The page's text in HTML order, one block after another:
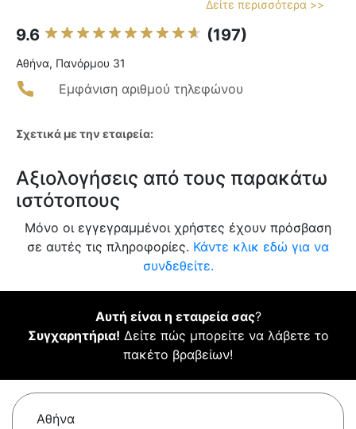
Δείτε περισσότερα >>
9.6 (197)
Αθήνα, Πανόρμου 31
Εμφάνιση αριθμού τηλεφώνου
Σχετικά με την εταιρεία:
Αξιολογήσεις από τους παρακάτω
ιστότοπους
Μόνο οι εγγεγραμμένοι χρήστες έχουν πρόσβαση
σε αυτές τις πληροφορίες. Κάντε κλικ εδώ για να
συνδεθείτε.
Αυτή είναι η εταιρεία σας?
Συγχαρητήρια! Δείτε πώς μπορείτε να λάβετε το
πακέτο βραβείων!
Αθήνα